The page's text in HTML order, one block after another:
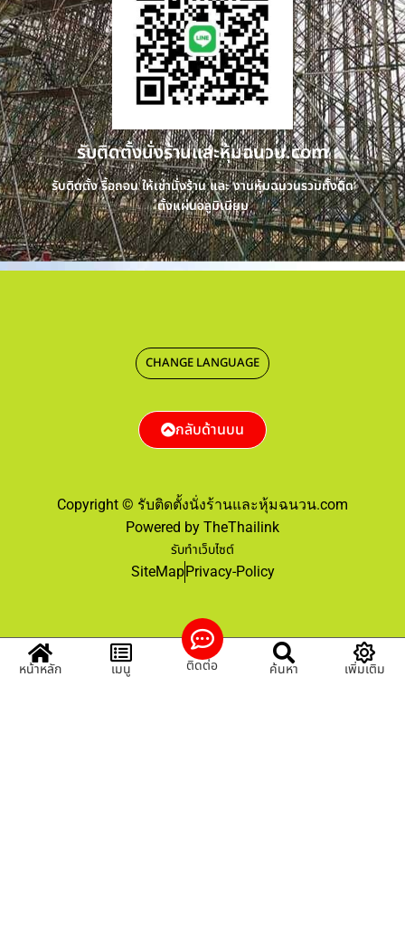
รับติดตั้งนั่งร้านและหุ้มฉนวน.com
รับติดตั้ง รื้อถอน ให้เช่านั่งร้าน และ งานหุ้มฉนวนรวมทั้งติด
ตั้งแผ่นอลูมิเนียม
Copyright © รับติดตั้งนั่งร้านและหุ้มฉนวน.com
Powered by TheThailink
รับทำเว็บไซต์
SiteMapPrivacy-Policy
CHANGE LANGUAGE
กลับด้านบน
หน้าหลัก เมนู ติดต่อ ค้นหา เพิ่มเติม